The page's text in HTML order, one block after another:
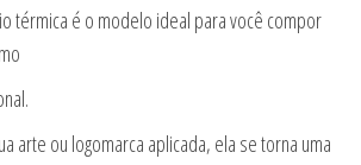
térmica é o modelo ideal para você compor
arte ou logomarca aplicada, ela se torna uma